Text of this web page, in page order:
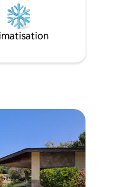
puissent sauter en
des uns et des
est l'endroit
famille